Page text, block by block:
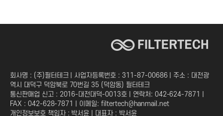
회사명 : (주)필터테크 | 사업자등록번호 : 311-87-00686 | 주소 : 대전광
역시 대덕구 덕암북로 70번길 35 (덕암동) 필터테크
통신판매업 신고 : 2016-대전대덕-0013호 | 연락처: 042-624-7871 |
FAX : 042-628-7871 | 이메일: filtertech@hanmail.net
개인정보보호 책임자 : 박서윤 | 대표자 : 박서윤